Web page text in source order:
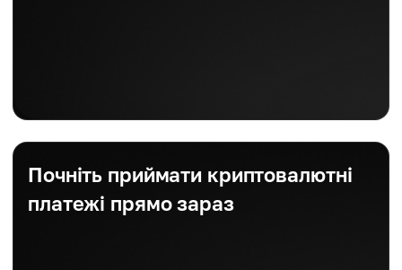
Почніть приймати криптовалютні
платежі прямо зараз